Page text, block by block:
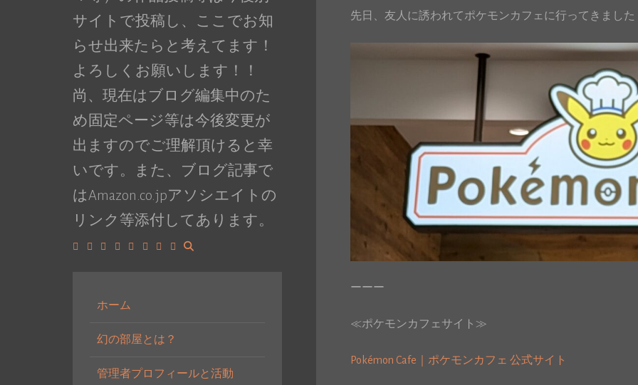
サイトで投稿し、ここでお知
らせ出来たらと考えてます！
よろしくお願いします！！
尚、現在はブログ編集中のた
め固定ページ等は今後変更が
出ますのでご理解頂けると幸
いです。また、ブログ記事で
はAmazon.co.jpアソシエイトの
リンク等添付してあります。
ホーム
幻の部屋とは？
管理者プロフィールと活動
先日、友人に誘われてポケモンカフェに行ってきました
ーーー
≪ポケモンカフェサイト≫
Pokémon Cafe｜ポケモンカフェ 公式サイト